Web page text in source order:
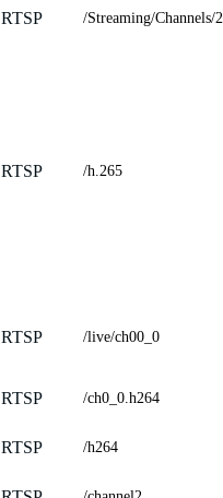
RTSP /Streaming/Channels/2
RTSP /h.265
RTSP /live/ch00_0
RTSP /ch0_0.h264
RTSP /h264